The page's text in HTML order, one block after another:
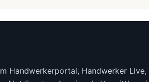
Handwerkerportal, Handwerker Live,